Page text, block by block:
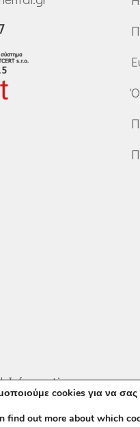
Informaticscookies για να
find out more about which